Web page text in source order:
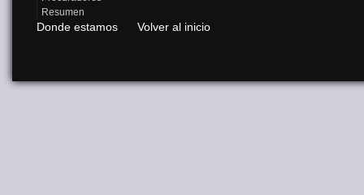
Resumen
Donde estamos Volver al inicio